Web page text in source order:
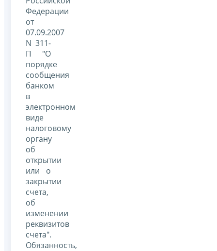
Федерации
от
07.09.2007
N 311-
П "О
порядке
сообщения
банком
в
электронном
виде
налоговому
органу
об
открытии
или о
закрытии
счета,
об
изменении
реквизитов
счета".
Обязанность,